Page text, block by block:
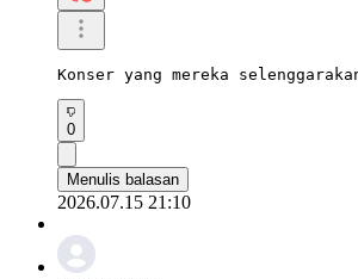
Konser yang mereka
0
Menulis balasan
2026.07.15 21:10